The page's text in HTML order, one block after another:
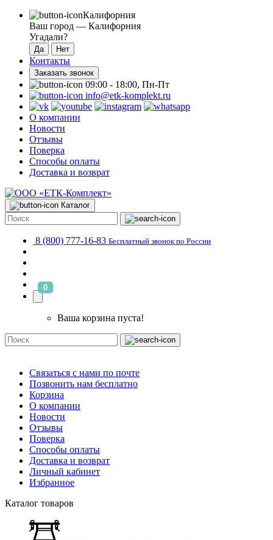
Калифорния
Ваш город — Калифорния
Угадали?
Контакты
Заказать звонок
09:00 - 18:00, Пн-Пт
info@etk-komplekt.ru
О компании
Новости
Отзывы
Поверка
Способы оплаты
Доставка и возврат
Каталог
8 (800) 777-16-83 Бесплатный звонок по России
0
Ваша корзина пуста!
Связаться с нами по почте
Позвонить нам бесплатно
Корзина
О компании
Новости
Отзывы
Поверка
Способы оплаты
Доставка и возврат
Личный кабинет
Избранное
Каталог товаров